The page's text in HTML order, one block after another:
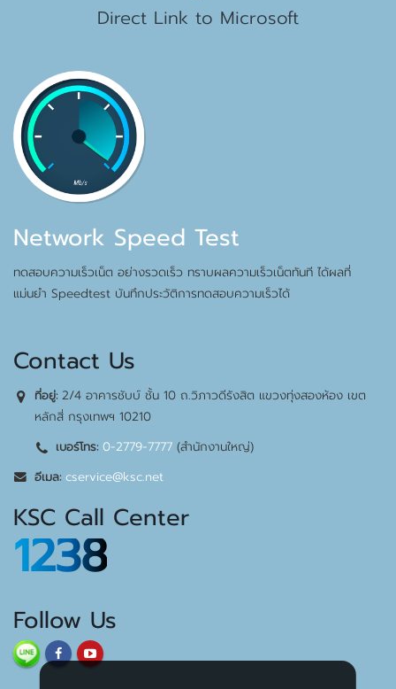
Direct Link to Microsoft
Network Speed Test
ทดสอบความเร็วเน็ต อย่างรวดเร็ว ทราบผลความเร็วเน็ตทันที ได้ผลที่
แม่นยำ Speedtest บันทึกประวัติการทดสอบความเร็วได้
Contact Us
ที่อยู่:2/4 อาคารชับบ์ ชั้น 10 ถ.วิภาวดีรังสิต แขวงทุ่งสองห้อง เขต
หลักสี่ กรุงเทพฯ 10210
เบอร์โทร: 0-2779-7777 (สำนักงานใหญ่)
อีเมล: cservice@ksc.net
KSC Call Center
1238
Follow Us